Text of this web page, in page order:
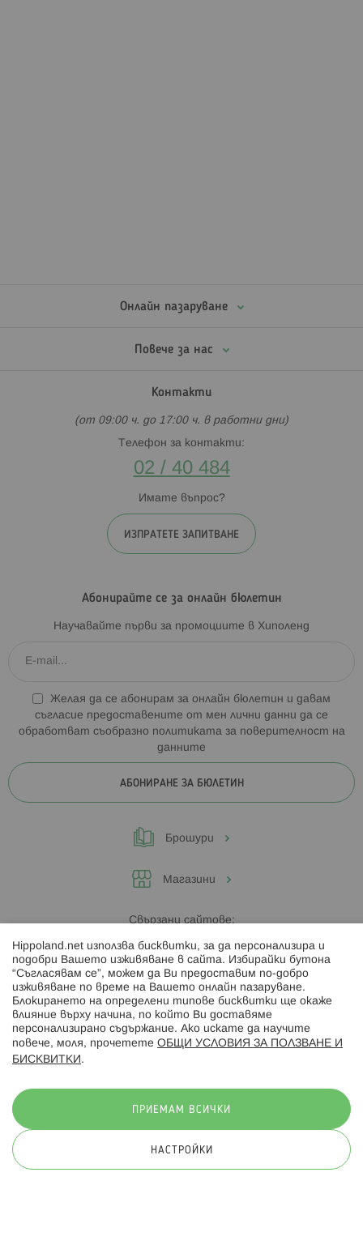
Онлайн пазаруване
Повече за нас
Контакти
(от 09:00 ч. до 17:00 ч. в работни дни)
Телефон за контакти:
02 / 40 484
Имате въпрос?
ИЗПРАТЕТЕ ЗАПИТВАНЕ
Абонирайте се за онлайн бюлетин
Научавайте първи за промоциите в Хиполенд
Желая да се абонирам за онлайн бюлетин и давам
съгласие предоставените от мен лични данни да се
обработват съобразно политиката за поверителност на
данните
АБОНИРАНЕ ЗА БЮЛЕТИН
Брошури
Магазини
Свързани сайтове:
Hippoland.ro
Последвайте ни:
© 2026 Hippoland.net. Всички права запазени
Hippoland.net използва бисквитки, за да персонализира и
подобри Вашето изживяване в сайта. Избирайки бутона
“Съгласявам се”, можем да Ви предоставим по-добро
изживяване по време на Вашето онлайн пазаруване.
Блокирането на определени типове бисквитки ще окаже
влияние върху начина, по който Ви доставяме
персонализирано съдържание. Ако искате да научите
повече, моля, прочетете ОБЩИ УСЛОВИЯ ЗА ПОЛЗВАНЕ И
БИСКВИТКИ .
ПРИЕМАМ ВСИЧКИ
НАСТРОЙКИ